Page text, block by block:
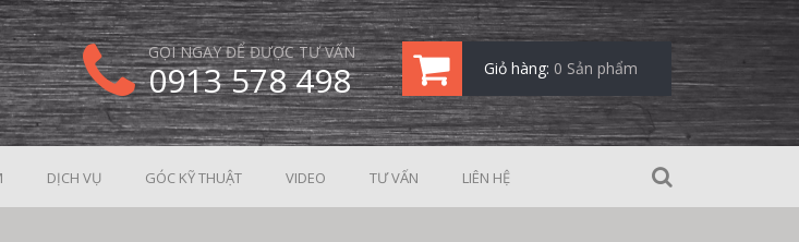
GỌI NGAY ĐỂ ĐƯỢC TƯ VẤN
0913 578 498 Giỏ hàng: 0 Sản phẩm
DỊCH VỤ GÓC KỸ THUẬT VIDEO TƯ VẤN LIÊN HỆ